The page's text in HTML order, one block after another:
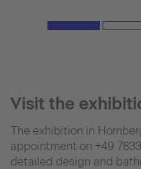
Visit the
The exhibition in
appointment on +49
detailed design and